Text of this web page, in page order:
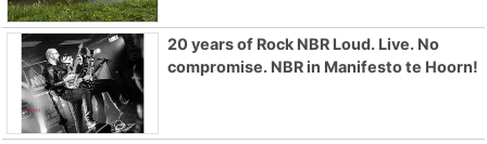
20 years of Rock NBR Loud. Live. No
compromise. NBR in Manifesto te Hoorn!